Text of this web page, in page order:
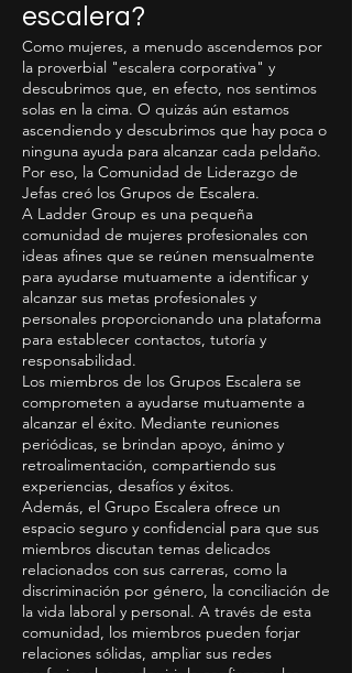
escalera?
Como mujeres, a menudo ascendemos por
la proverbial "escalera corporativa" y
descubrimos que, en efecto, nos sentimos
solas en la cima. O quizás aún estamos
ascendiendo y descubrimos que hay poca o
ninguna ayuda para alcanzar cada peldaño.
Por eso, la Comunidad de Liderazgo de
Jefas creó los Grupos de Escalera.
A Ladder Group es una pequeña
comunidad de mujeres profesionales con
ideas afines que se reúnen mensualmente
para ayudarse mutuamente a identificar y
alcanzar sus metas profesionales y
personales proporcionando una plataforma
para establecer contactos, tutoría y
responsabilidad.
Los miembros de los Grupos Escalera se
comprometen a ayudarse mutuamente a
alcanzar el éxito. Mediante reuniones
periódicas, se brindan apoyo, ánimo y
retroalimentación, compartiendo sus
experiencias, desafíos y éxitos.
Además, el Grupo Escalera ofrece un
espacio seguro y confidencial para que sus
miembros discutan temas delicados
relacionados con sus carreras, como la
discriminación por género, la conciliación de
la vida laboral y personal. A través de esta
comunidad, los miembros pueden forjar
relaciones sólidas, ampliar sus redes